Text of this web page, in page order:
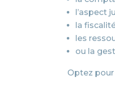
l’aspect
la
les
ou la
Optez